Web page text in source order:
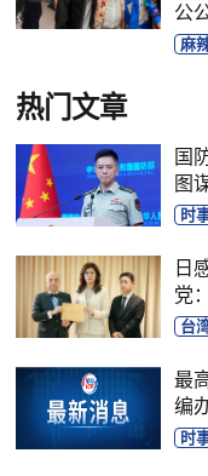
公
麻
热门文章
国
图
时
日
党
台
最
编
时